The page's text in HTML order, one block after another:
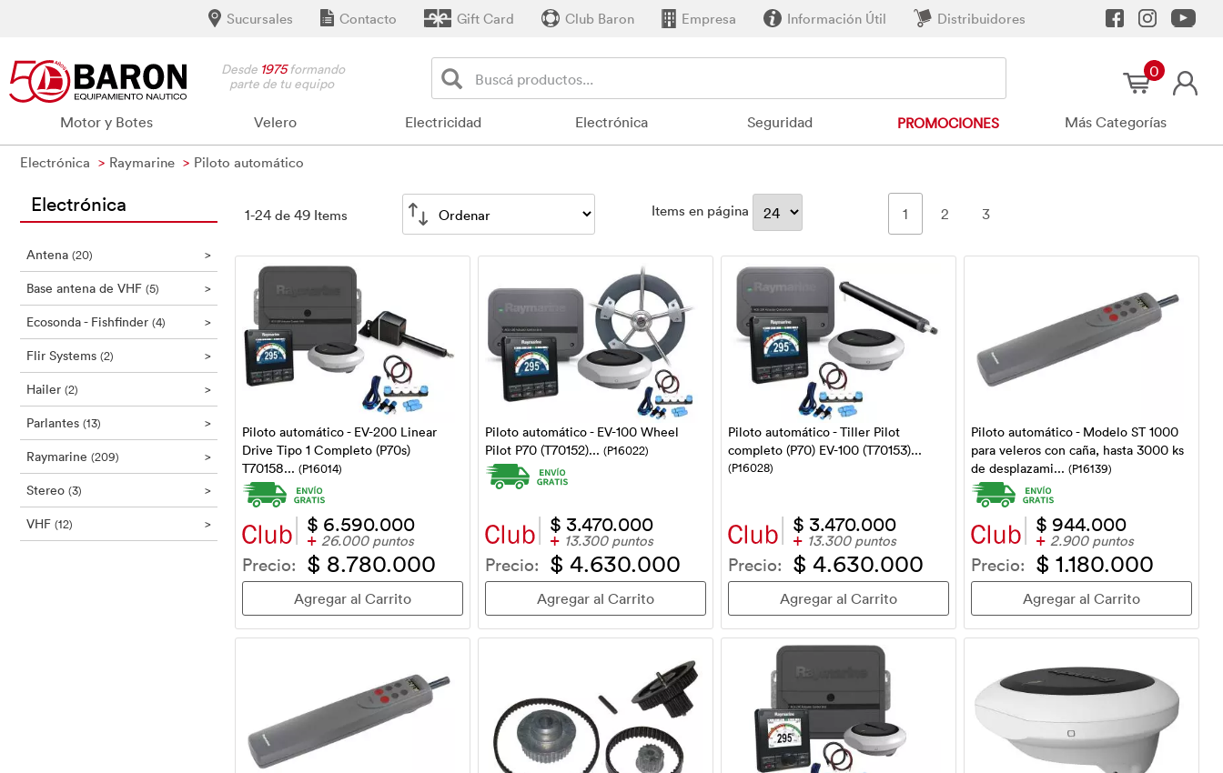
Distribuidores
Información Útil
Empresa
Club Baron
Gift Card
Contacto
Sucursales
Desde 1975formando
parte de tu equipo
0
Motor y Botes Velero Electricidad Electrónica Seguridad PROMOCIONES Más Categorías
Electrónica Raymarine Piloto automático
Electrónica
>
Antena (20)
>
Base antena de VHF (5)
>
Ecosonda - Fishfinder (4)
>
Flir Systems (2)
>
Hailer (2)
>
Parlantes (13)
>
Raymarine (209)
>
Stereo (3)
>
VHF (12)
1-24 de 49 Items Items en página 1 2 3
Piloto automático - EV-200 Linear
Drive Tipo 1 Completo (P70s)
T70158... (P16014)
$ 6.590.000
+ 26.000 puntos
Precio: $ 8.780.000
Piloto automático - EV-100 Wheel
Pilot P70 (T70152)... (P16022)
$ 3.470.000
+ 13.300 puntos
Precio: $ 4.630.000
Piloto automático - Tiller Pilot
completo (P70) EV-100 (T70153)...
(P16028)
$ 3.470.000
+ 13.300 puntos
Precio: $ 4.630.000
Piloto automático - Modelo ST 1000
para veleros con caña, hasta 3000 ks
de desplazami... (P16139)
$ 944.000
+ 2.900 puntos
Precio: $ 1.180.000